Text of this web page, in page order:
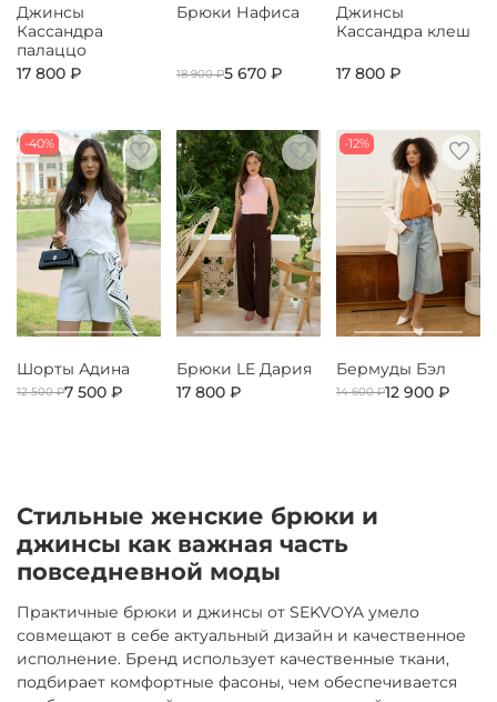
Джинсы
Кассандра
палаццо
17 800 ₽
Брюки Нафиса
18 900 ₽5 670 ₽
Джинсы
Кассандра клеш
17 800 ₽
-40%
Шорты Адина
12 500 ₽7 500 ₽
Брюки LE Дария
17 800 ₽
-12%
Бермуды Бэл
14 600 ₽12 900 ₽
Стильные женские брюки и
джинсы как важная часть
повседневной моды
Практичные брюки и джинсы от SEKVOYA умело
совмещают в себе актуальный дизайн и качественное
исполнение. Бренд использует качественные ткани,
подбирает комфортные фасоны, чем обеспечивается